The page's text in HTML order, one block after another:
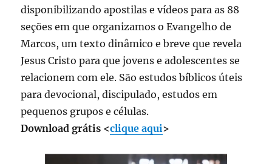
disponibilizando apostilas e vídeos para as 88
seções em que organizamos o Evangelho de
Marcos, um texto dinâmico e breve que revela
Jesus Cristo para que jovens e adolescentes se
relacionem com ele. São estudos bíblicos úteis
para devocional, discipulado, estudos em
pequenos grupos e células.
Download grátis <clique aqui>